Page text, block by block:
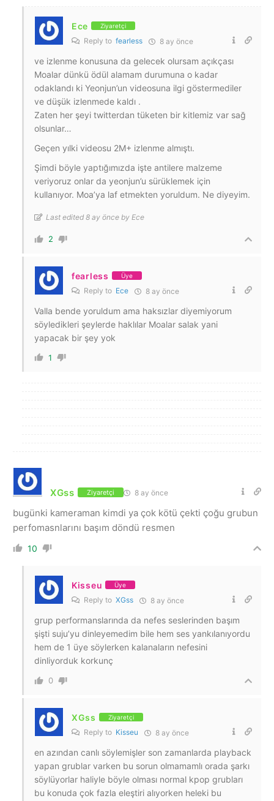
Ece Ziyaretçi
Reply to fearless 8 ay önce
ve izlenme konusuna da gelecek olursam açıkçası
Moalar dünkü ödül alamam durumuna o kadar
odaklandı ki Yeonjun’un videosuna ilgi göstermediler
ve düşük izlenmede kaldı .
Zaten her şeyi twitterdan tüketen bir kitlemiz var sağ
olsunlar…
Geçen yılki videosu 2M+ izlenme almıştı.
Şimdi böyle yaptığımızda işte antilere malzeme
veriyoruz onlar da yeonjun’u sürüklemek için
kullanıyor. Moa’ya laf etmekten yoruldum. Ne diyeyim.
Last edited 8 ay önce by Ece
2
fearless Üye
Reply to Ece 8 ay önce
Valla bende yoruldum ama haksızlar diyemiyorum
söyledikleri şeylerde haklılar Moalar salak yani
yapacak bir şey yok
1
XGss Ziyaretçi 8 ay önce
bugünki kameraman kimdi ya çok kötü çekti çoğu grubun
perfomasnlarını başım döndü resmen
10
Kisseu Üye
Reply to XGss 8 ay önce
grup performanslarında da nefes seslerinden başım
şişti suju’yu dinleyemedim bile hem ses yankılanıyordu
hem de 1 üye söylerken kalanaların nefesini
dinliyorduk korkunç
0
XGss Ziyaretçi
Reply to Kisseu 8 ay önce
en azından canlı söylemişler son zamanlarda playback
yapan grublar varken bu sorun olmamamlı orada şarkı
söylüyorlar haliyle böyle olması normal kpop grubları
bu konuda çok fazla eleştiri alıyorken heleki bu